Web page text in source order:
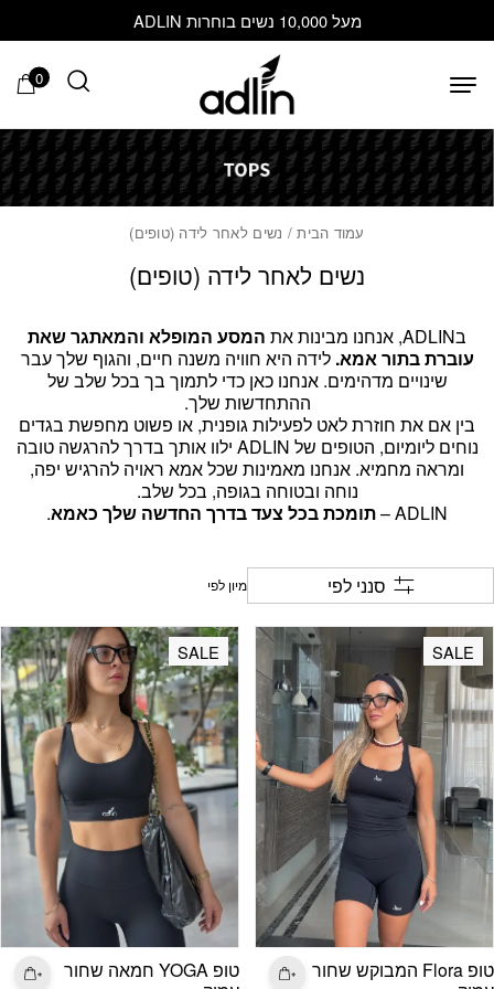
מעל 10,000 נשים בוחרות ADLIN
0
עמוד הבית/ נשים לאחר לידה (טופים)
נשים לאחר לידה (טופים)
בADLIN, אנחנו מבינות את
המסע המופלא והמאתגר שאת
עוברת בתור אמא. לידה היא חוויה משנה חיים, והגוף שלך עבר
שינויים מדהימים. אנחנו כאן כדי לתמוך בך בכל שלב של
ההתחדשות שלך.
בין אם את חוזרת לאט לפעילות גופנית, או פשוט מחפשת בגדים
נוחים ליומיום, הטופים של ADLIN ילוו אותך בדרך להרגשה טובה
ומראה מחמיא. אנחנו מאמינות שכל אמא ראויה להרגיש יפה,
נוחה ובטוחה בגופה, בכל שלב.
ADLIN –
תומכת בכל צעד בדרך החדשה שלך כאמא.
סנני לפי
SALE
טופ Flora המבוקש שחור
SALE
טופ YOGA חמאה שחור